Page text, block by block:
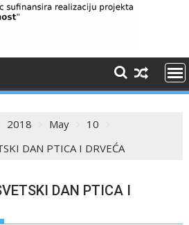
2018 May
10
DAN PTICA I DRVEĆA
DAN PTICA I